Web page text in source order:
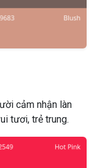
cảm nhận làn
tươi, trẻ trung.